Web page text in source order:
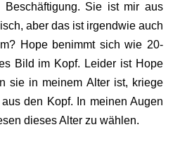
Sie ist mir aus
aber das ist irgendwie auch
Hope benimmt sich wie 20-
Bild im Kopf. Leider ist Hope
sie in meinem Alter ist, kriege
den Kopf. In meinen Augen
dieses Alter zu wählen.